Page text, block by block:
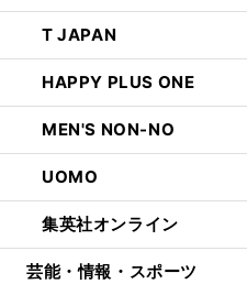
T JAPAN
HAPPY PLUS ONE
MEN'S NON-NO
UOMO
集英社オンライン
芸能・情報・スポーツ